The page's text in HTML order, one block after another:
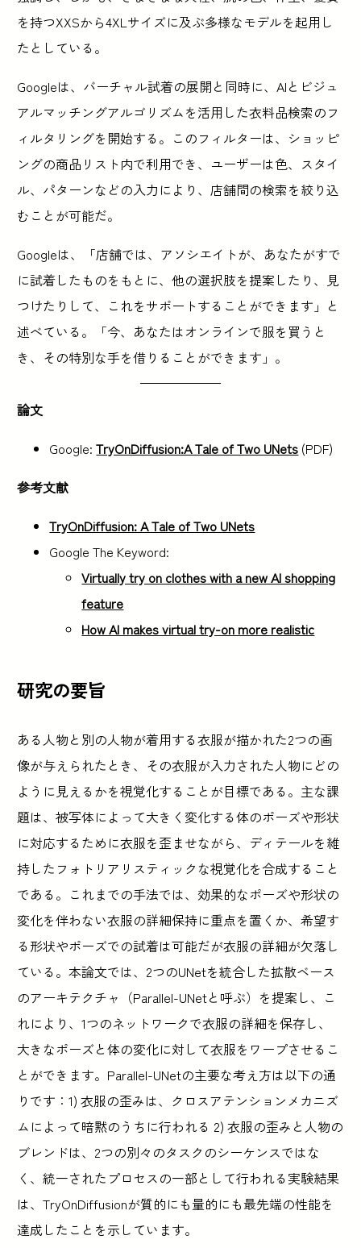
を持つXXSから4XLサイズに及ぶ多様なモデルを起用し
たとしている。
Googleは、バーチャル試着の展開と同時に、AIとビジュ
アルマッチングアルゴリズムを活用した衣料品検索のフ
ィルタリングを開始する。このフィルターは、ショッピ
ングの商品リスト内で利用でき、ユーザーは色、スタイ
ル、パターンなどの入力により、店舗間の検索を絞り込
むことが可能だ。
Googleは、「店舗では、アソシエイトが、あなたがすで
に試着したものをもとに、他の選択肢を提案したり、見
つけたりして、これをサポートすることができます」と
述べている。「今、あなたはオンラインで服を買うと
き、その特別な手を借りることができます」。
論文
Google:TryOnDiffusion:A Tale of Two UNets (PDF)
参考文献
TryOnDiffusion: A Tale of Two UNets
Google The Keyword:
Virtually try on clothes with a new AI shopping
feature
How AI makes virtual try-on more realistic
研究の要旨
ある人物と別の人物が着用する衣服が描かれた2つの画
像が与えられたとき、その衣服が入力された人物にどの
ように見えるかを視覚化することが目標である。主な課
題は、被写体によって大きく変化する体のポーズや形状
に対応するために衣服を歪ませながら、ディテールを維
持したフォトリアリスティックな視覚化を合成すること
である。これまでの手法では、効果的なポーズや形状の
変化を伴わない衣服の詳細保持に重点を置くか、希望す
る形状やポーズでの試着は可能だが衣服の詳細が欠落し
ている。本論文では、2つのUNetを統合した拡散ベース
のアーキテクチャ（Parallel-UNetと呼ぶ）を提案し、こ
れにより、1つのネットワークで衣服の詳細を保存し、
大きなポーズと体の変化に対して衣服をワープさせるこ
とができます。Parallel-UNetの主要な考え方は以下の通
りです：1) 衣服の歪みは、クロスアテンションメカニズ
ムによって暗黙のうちに行われる 2) 衣服の歪みと人物の
ブレンドは、2つの別々のタスクのシーケンスではな
く、統一されたプロセスの一部として行われる実験結果
は、TryOnDiffusionが質的にも量的にも最先端の性能を
達成したことを示しています。